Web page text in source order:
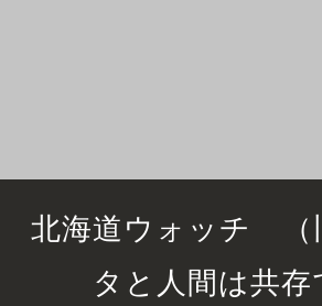
北海道ウォッチ （
タと人間は共存